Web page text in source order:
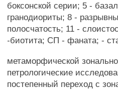
боксонской серии; 5 -
гранодиориты; 8 -
полосчатость; 11 -
-биотита; СП - фаната; -
метаморфической
петрологические
постепенный переход с